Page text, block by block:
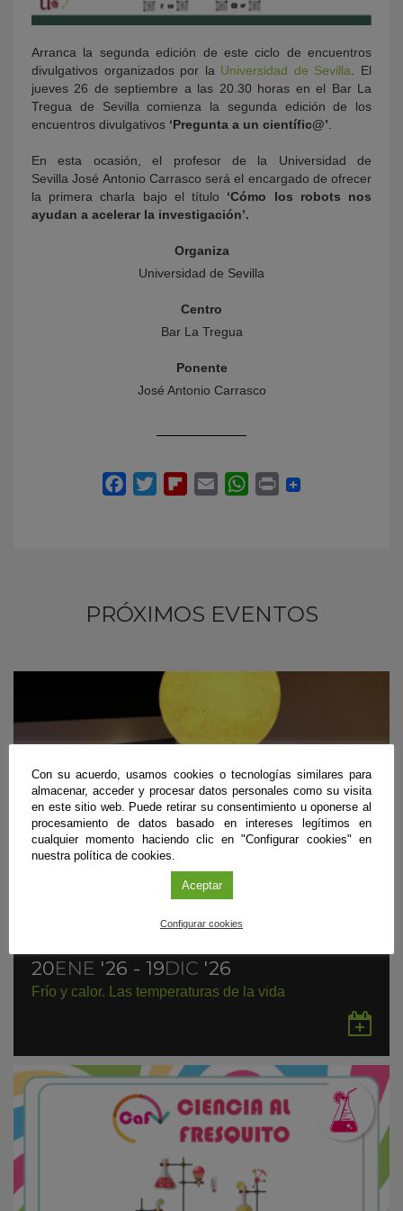
Arranca la segunda edición de este ciclo de encuentros
divulgativos organizados por la Universidad de Sevilla . El
jueves 26 de septiembre a las 20.30 horas en el Bar La
Tregua de Sevilla comienza la segunda edición de los
encuentros divulgativos ‘Pregunta a un científic@’
En esta ocasión, el profesor de la Universidad de
Sevilla José Antonio Carrasco será el encargado de ofrecer
la primera charla bajo el título ‘Cómo los robots nos
ayudan a acelerar la investigación’.
Organiza
Universidad de Sevilla
Centro
Bar La Tregua
Ponente
José Antonio Carrasco
PRÓXIMOS EVENTOS
20ENE '26 - 19DIC '26
Frío y calor. Las temperaturas de la vida
en
Con su acuerdo, usamos cookies o tecnologías similares para
almacenar, acceder y procesar datos personales como su visita
en este sitio web. Puede retirar su consentimiento u oponerse al
procesamiento de datos basado en intereses legítimos en
cualquier momento haciendo clic en "Configurar cookies" en
nuestra política de cookies.
Aceptar
Configurar cookies